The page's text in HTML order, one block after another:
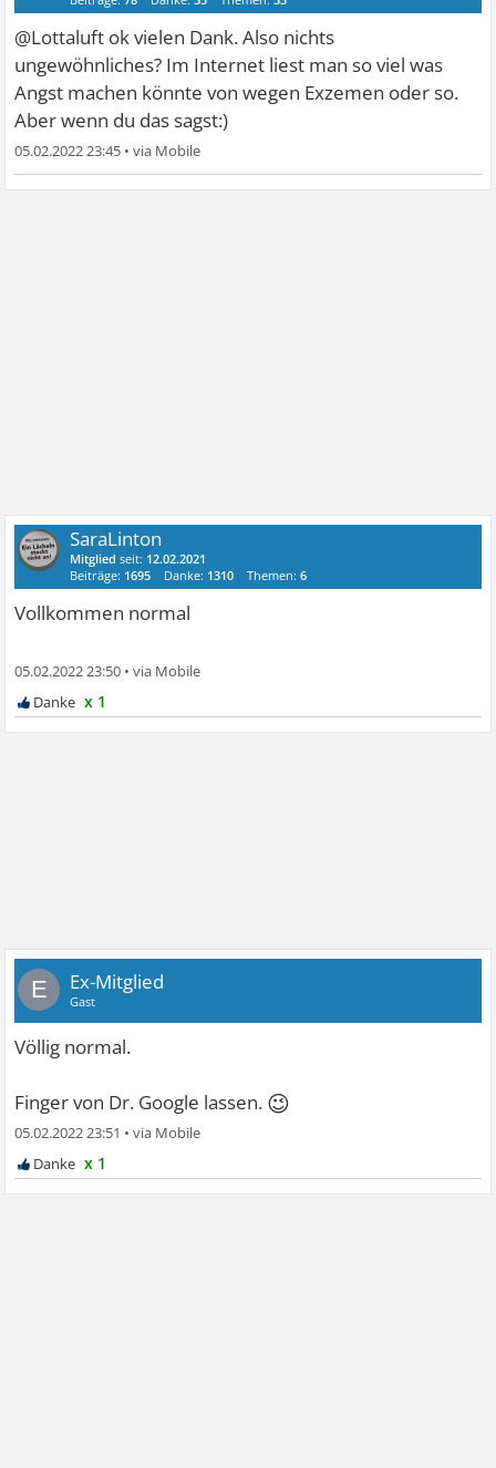
@Lottaluft ok vielen Dank. Also nichts
ungewöhnliches? Im Internet liest man so viel was
Angst machen könnte von wegen Exzemen oder so.
Aber wenn du das sagst:)
05.02.2022 23:45 •
SaraLinton
Mitglied seit: 12.02.2021
Beiträge: 1695 Danke: 1310 Themen:6
Vollkommen normal
05.02.2022 23:50 •
x 1
E Ex-Mitglied
Gast
Völlig normal.
Finger von Dr. Google lassen. 😉
05.02.2022 23:51 •
x 1